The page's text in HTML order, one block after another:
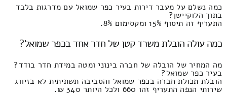
כמה נשלם על מעבר דירות בעיר כפר שמואל עם מדרגות בלבד
בתוך הלוקיישן?
התעריף זה תיסוף 15% ומקסימום 8%.
כמה עולה הובלת משרד קטן של חדר אחד בכפר שמואל?
מה המחיר של הובלה של חברה בינוני ומטה במידת חדר בודד?
בעיר כפר שמואל?
הובלת תכולת חברה בכפר שמואל והסביבה תשתיתית לא בזיווג
שירותי הנפה התעריף זהו 660 ולכל היותר 340 ₪.